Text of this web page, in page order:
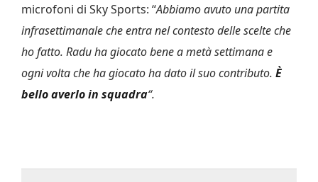
microfoni di Sky Sports: “Abbiamo avuto una partita
infrasettimanale che entra nel contesto delle scelte che
ho fatto. Radu ha giocato bene a metà settimana e
ogni volta che ha giocato ha dato il suo contributo. È
bello averlo in squadra“.